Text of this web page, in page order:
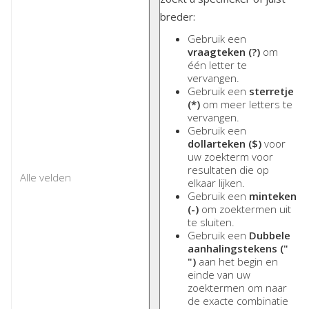
breder:
Gebruik een
vraagteken (?) om
één letter te
vervangen.
Gebruik een sterretje
(*) om meer letters te
vervangen.
Gebruik een
dollarteken ($) voor
uw zoekterm voor
resultaten die op
elkaar lijken.
Gebruik een minteken
(-) om zoektermen uit
te sluiten.
Gebruik een Dubbele
aanhalingstekens ("
") aan het begin en
einde van uw
zoektermen om naar
de exacte combinatie